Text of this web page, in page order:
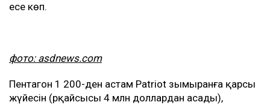
есе көп.
фото: asdnews.com
Пентагон 1 200-ден астам Patriot зымыранға қарсы
жүйесін (әрқайсысы 4 млн доллардан асады),